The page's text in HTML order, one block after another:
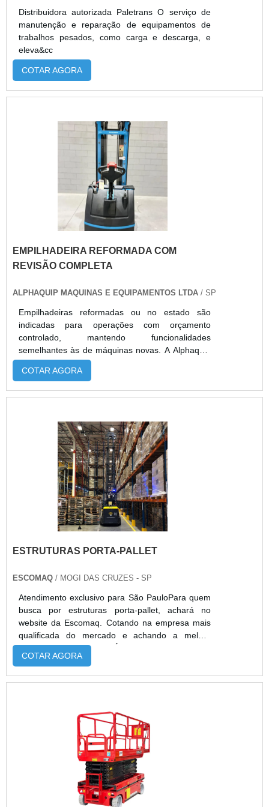
Distribuidora autorizada Paletrans O serviço de
manutenção e reparação de equipamentos de
trabalhos pesados, como carga e descarga, e
eleva&cc
COTAR AGORA
EMPILHADEIRA REFORMADA COM
REVISÃO COMPLETA
ALPHAQUIP MAQUINAS E EQUIPAMENTOS LTDA / SP
Empilhadeiras reformadas ou no estado são
indicadas para operações com orçamento
controlado, mantendo funcionalidades
semelhantes às de máquinas novas. A Alphaquip
oferece empilhadeiras elétricas Paletrans e
contrabalançadas Clark totalmente revisadas,
São ideais para empresas com uso pontual, frota
baixa rotatividade. Além do excelente custo-
benefício, garantem disponibilidade rápida,
confiabilidade e sustentabilidade ao reaproveitar
equipamentos. Com atendimento técnico
especializado e condições comerciais flexíveis, a
Alphaquip entrega soluções econômicas e
seguras para movimentação de cargas.
COTAR AGORA
ESTRUTURAS PORTA-PALLET
ESCOMAQ / MOGI DAS CRUZES - SP
Atendimento exclusivo para São PauloPara quem
busca por estruturas porta-pallet, achará no
website da Escomaq. Cotando na empresa mais
qualificada do mercado e achando a melhor
referência em qualidade.É importante lembrar que
o produto deve sempre ser adquirido com
de cuidado ajuda a garantir a qualidade e
prejuízos com substituições frequentes de peças
defeituosas. Assim, é possível poupar gastos
desnecessários.ALGUNS DETALHES SOBRE
ESTRUTURAS PORTA PALLETQuem pesquisa na
internet por estruturas porta-pallet em uma
empresa segura, depara com a Escomaq. É
possível encontrar paleteiras com torre e
manutenção preventiva, visando sempre a
COTAR AGORA